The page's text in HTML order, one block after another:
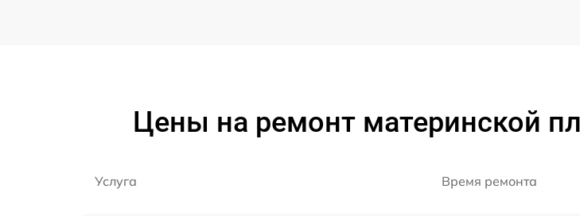
Цены на ремонт материнской
Услуга Время ремонта